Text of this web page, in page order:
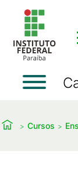
⋮
Cursos